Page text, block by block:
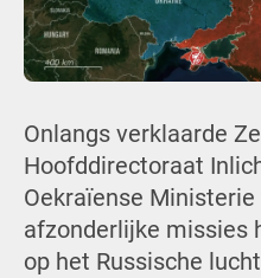
Onlangs verklaarde
Hoofddirectoraat
Oekraïense Ministerie
afzonderlijke missies
op het Russische